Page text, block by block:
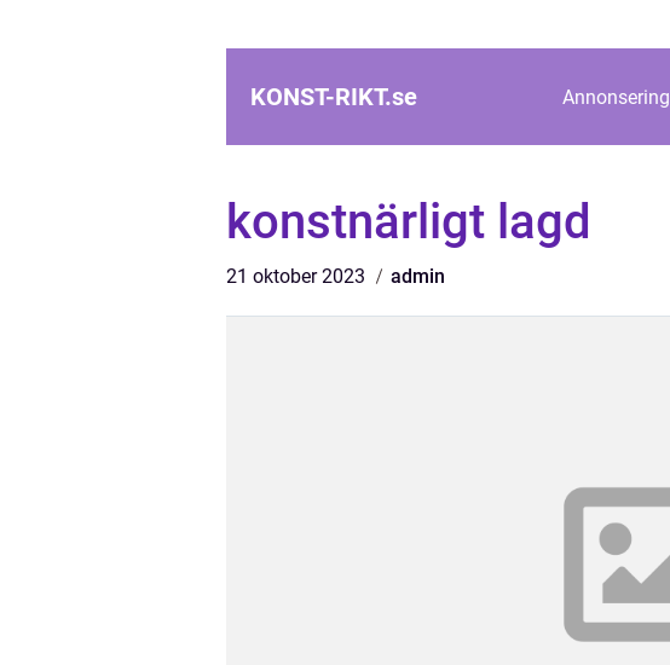
KONST-RIKT.se Annonsering
konstnärligt lagd
21 oktober 2023 admin